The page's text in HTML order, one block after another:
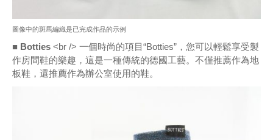
圖像中的斑馬編織是已完成作品的示例
■ Botties <br /> 一個時尚的項目“Botties”，您可以輕鬆享受製
作房間鞋的樂趣，這是一種傳統的德國工藝。不僅推薦作為地
板鞋，還推薦作為辦公室使用的鞋。